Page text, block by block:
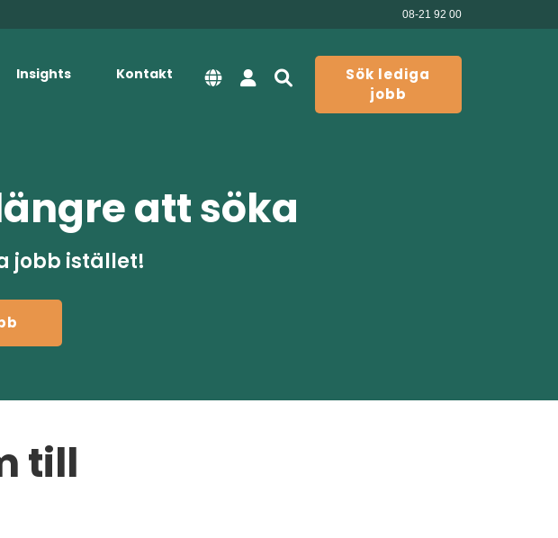
08-21 92 00
Insights Kontakt
Sök lediga
jobb
att söka
jobb istället!
till